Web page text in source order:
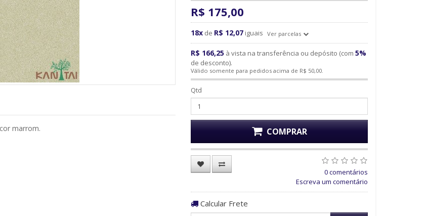
R$ 175,00
18x de R$ 12,07 iguais Ver parcelas
R$ 166,25 à vista na transferência ou depósito (com 5%
de desconto).
Válido somente para pedidos acima de R$ 50,00.
Qtd
COMPRAR
0 comentários
Escreva um comentário
Calcular Frete
marrom.